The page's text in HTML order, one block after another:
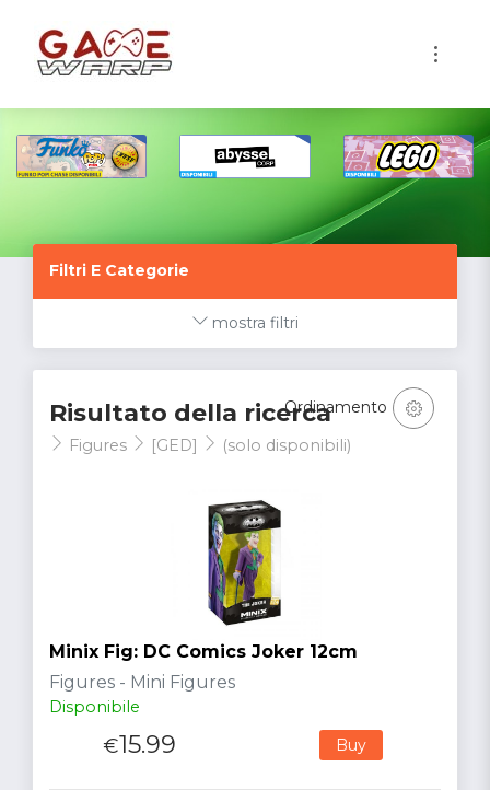
Filtri E Categorie
mostra filtri
Risultato della ricerca
Figures [GED] (solo disponibili)
Ordinamento
Minix Fig: DC Comics Joker 12cm
Figures - Mini Figures
Disponibile
€15.99 Buy